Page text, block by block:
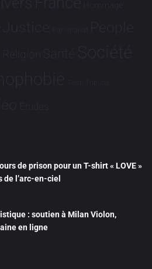
Hommage
Justice Partenariat People
Religion Santé Société
Tech Tribune
Études
de prison pour un T-shirt « LOVE »
de l’arc-en-ciel
: soutien à Milan Violon,
en ligne